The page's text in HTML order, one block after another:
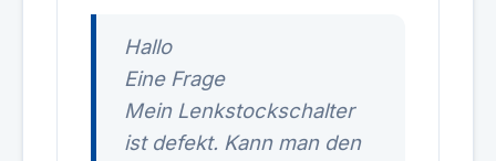
Hallo
Eine Frage
Mein Lenkstockschalter
ist defekt. Kann man den